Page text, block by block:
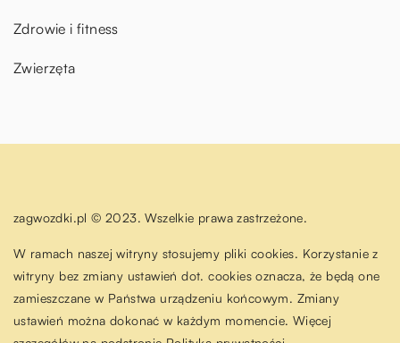
Zdrowie i fitness
Zwierzęta
zagwozdki.pl © 2023. Wszelkie prawa zastrzeżone.
W ramach naszej witryny stosujemy pliki cookies. Korzystanie z
witryny bez zmiany ustawień dot. cookies oznacza, że będą one
zamieszczane w Państwa urządzeniu końcowym. Zmiany
ustawień można dokonać w każdym momencie. Więcej